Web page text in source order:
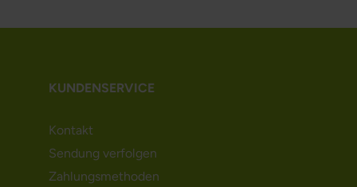
KUNDENSERVICE
Kontakt
Sendung verfolgen
Zahlungsmethoden